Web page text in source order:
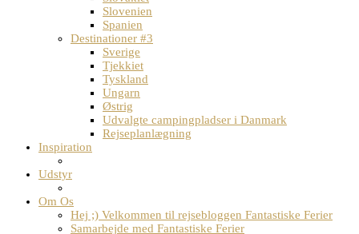
Slovenien
Spanien
Destinationer #3
Sverige
Tjekkiet
Tyskland
Ungarn
Østrig
Udvalgte campingpladser i Danmark
Rejseplanlægning
Inspiration
Udstyr
Om Os
Hej ;) Velkommen til rejsebloggen Fantastiske Ferier
Samarbejde med Fantastiske Ferier